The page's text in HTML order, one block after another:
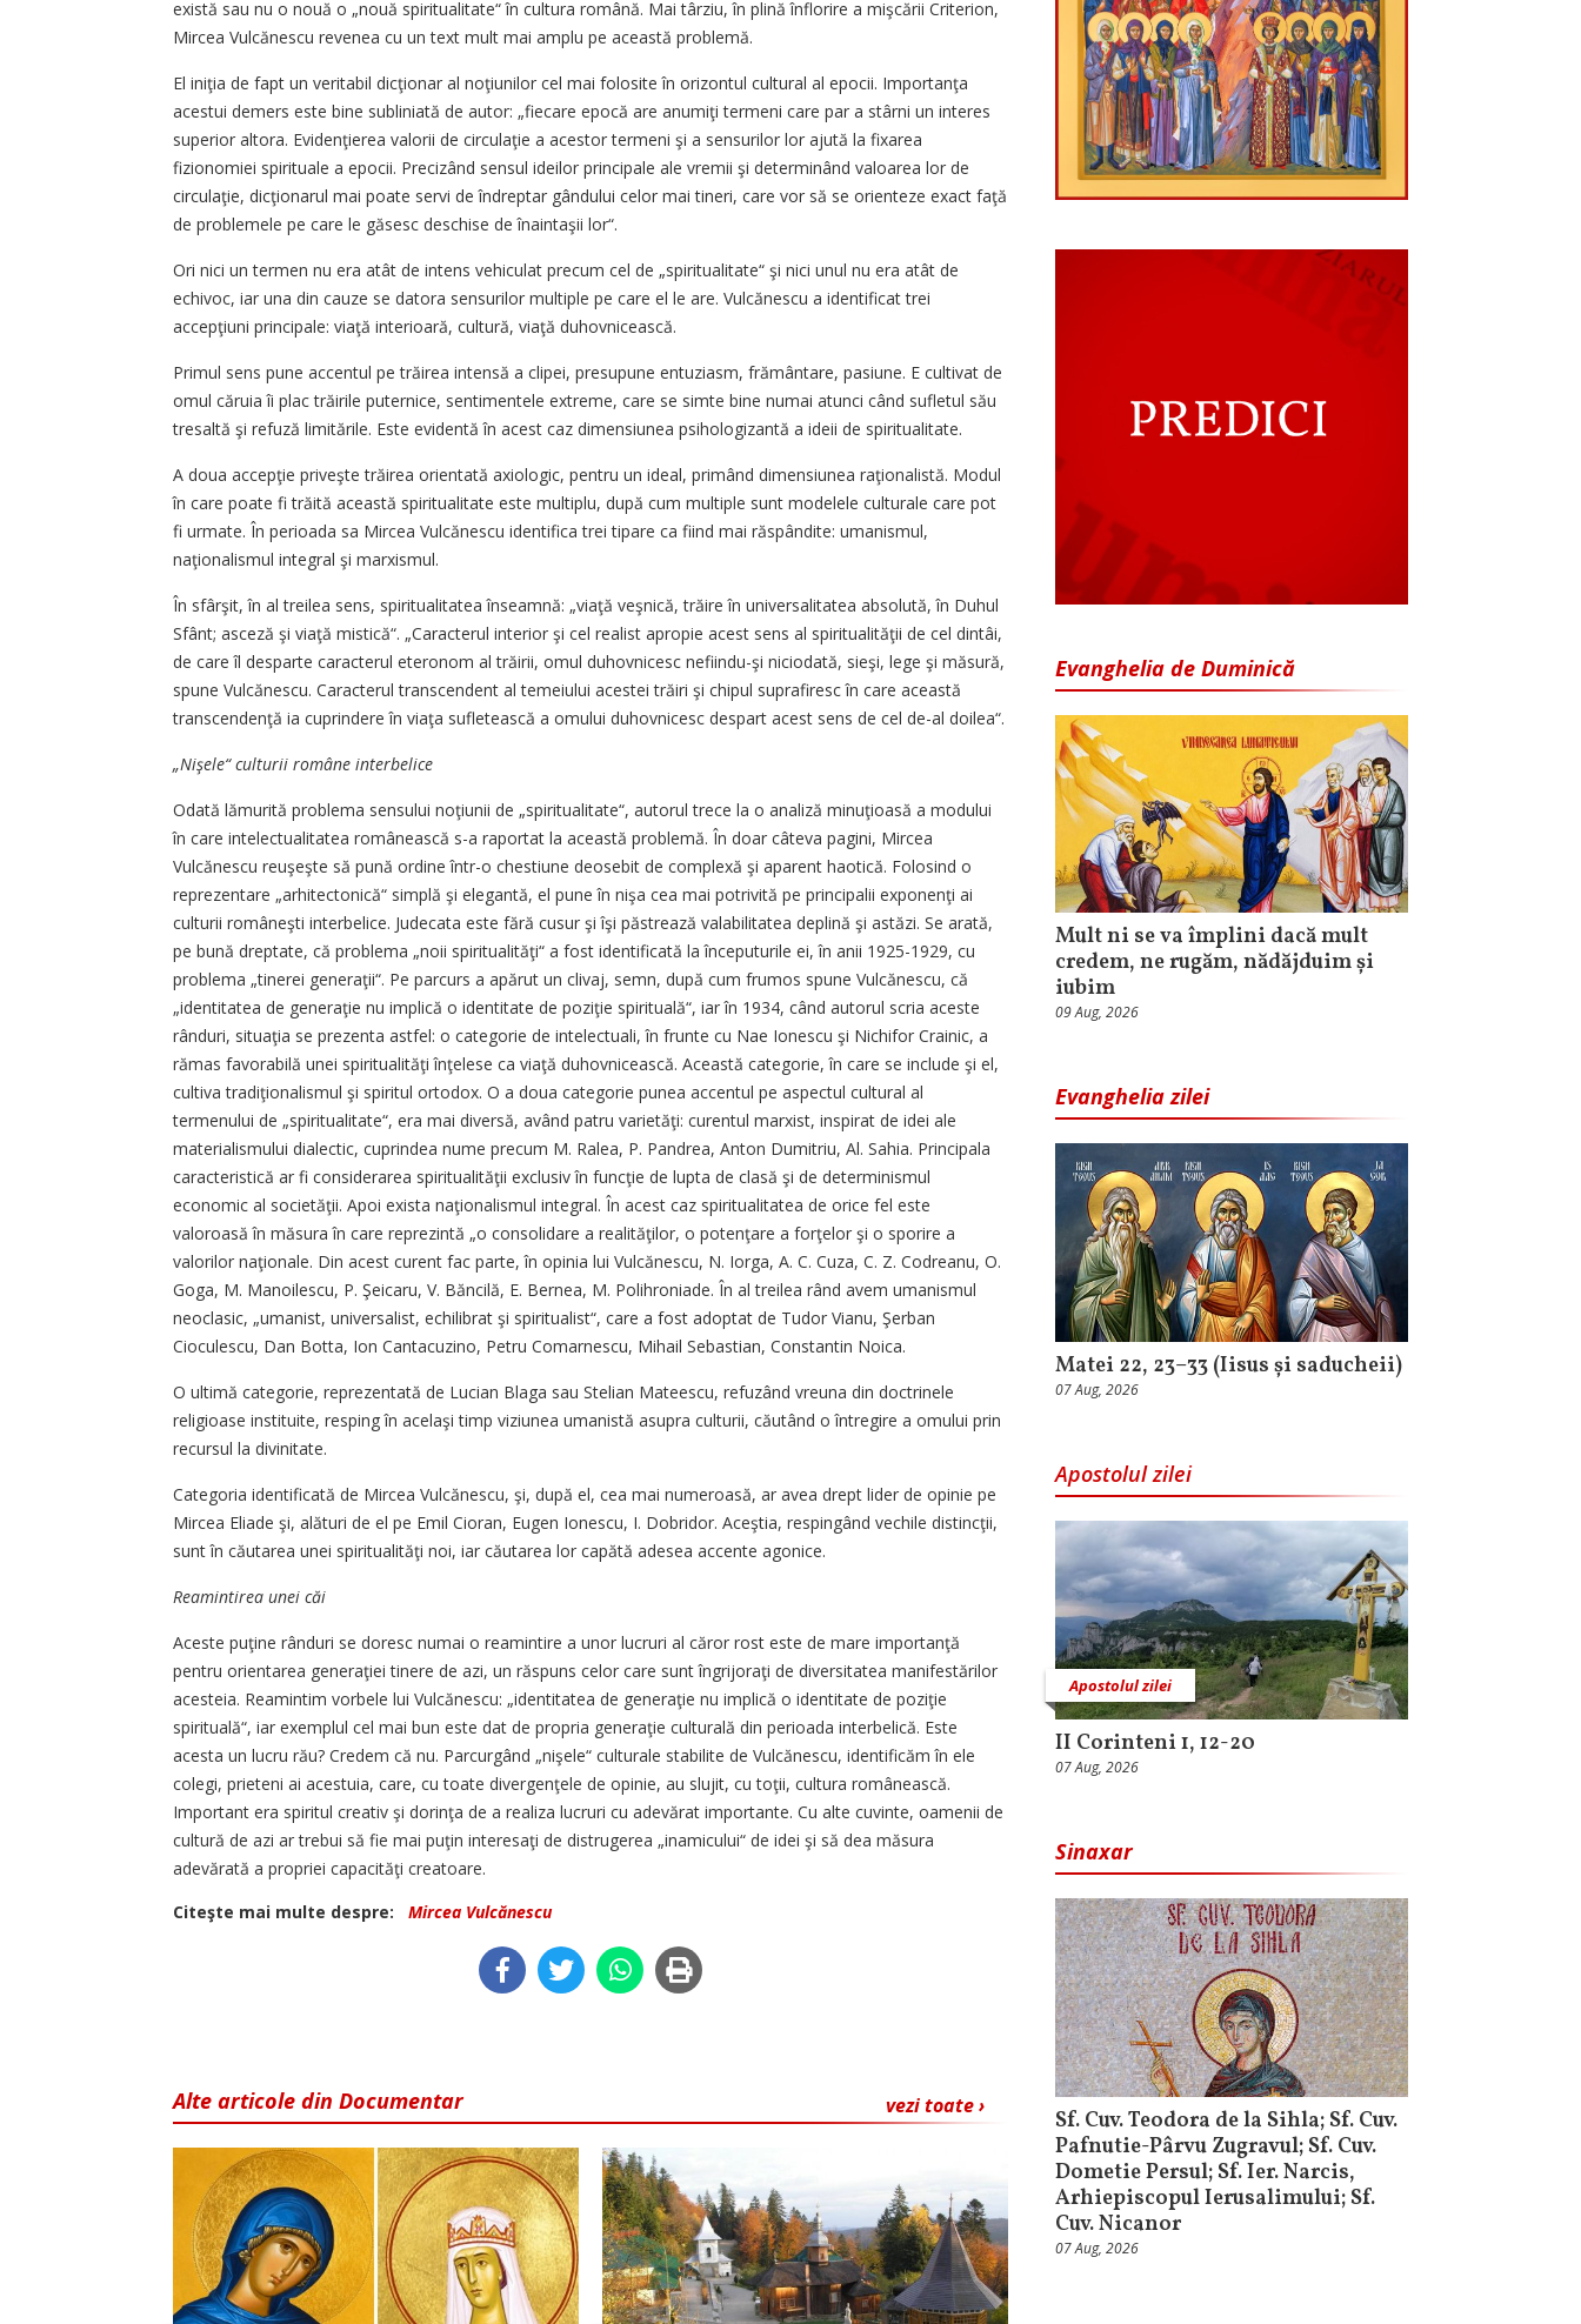
există sau nu o nouă o „nouă spiritualitate“ în cultura română. Mai târziu, în plină înflorire a mişcării Criterion,
Mircea Vulcănescu revenea cu un text mult mai amplu pe această problemă.
El iniţia de fapt un veritabil dicţionar al noţiunilor cel mai folosite în orizontul cultural al epocii. Importanţa
acestui demers este bine subliniată de autor: „fiecare epocă are anumiţi termeni care par a stârni un interes
superior altora. Evidenţierea valorii de circulaţie a acestor termeni şi a sensurilor lor ajută la fixarea
fizionomiei spirituale a epocii. Precizând sensul ideilor principale ale vremii şi determinând valoarea lor de
circulaţie, dicţionarul mai poate servi de îndreptar gândului celor mai tineri, care vor să se orienteze exact faţă
de problemele pe care le găsesc deschise de înaintaşii lor“.
Ori nici un termen nu era atât de intens vehiculat precum cel de „spiritualitate“ şi nici unul nu era atât de
echivoc, iar una din cauze se datora sensurilor multiple pe care el le are. Vulcănescu a identificat trei
accepţiuni principale: viaţă interioară, cultură, viaţă duhovnicească.
Primul sens pune accentul pe trăirea intensă a clipei, presupune entuziasm, frământare, pasiune. E cultivat de
omul căruia îi plac trăirile puternice, sentimentele extreme, care se simte bine numai atunci când sufletul său
tresaltă şi refuză limitările. Este evidentă în acest caz dimensiunea psihologizantă a ideii de spiritualitate.
A doua accepţie priveşte trăirea orientată axiologic, pentru un ideal, primând dimensiunea raţionalistă. Modul
în care poate fi trăită această spiritualitate este multiplu, după cum multiple sunt modelele culturale care pot
fi urmate. În perioada sa Mircea Vulcănescu identifica trei tipare ca fiind mai răspândite: umanismul,
naţionalismul integral şi marxismul.
În sfârşit, în al treilea sens, spiritualitatea înseamnă: „viaţă veşnică, trăire în universalitatea absolută, în Duhul
Sfânt; asceză şi viaţă mistică“. „Caracterul interior şi cel realist apropie acest sens al spiritualităţii de cel dintâi,
de care îl desparte caracterul eteronom al trăirii, omul duhovnicesc nefiindu-şi niciodată, sieşi, lege şi măsură,
spune Vulcănescu. Caracterul transcendent al temeiului acestei trăiri şi chipul suprafiresc în care această
transcendenţă ia cuprindere în viaţa sufletească a omului duhovnicesc despart acest sens de cel de-al doilea“.
„Nişele“ culturii române interbelice
Odată lămurită problema sensului noţiunii de „spiritualitate“, autorul trece la o analiză minuţioasă a modului
în care intelectualitatea românească s-a raportat la această problemă. În doar câteva pagini, Mircea
Vulcănescu reuşeşte să pună ordine într-o chestiune deosebit de complexă şi aparent haotică. Folosind o
reprezentare „arhitectonică“ simplă şi elegantă, el pune în nişa cea mai potrivită pe principalii exponenţi ai
culturii româneşti interbelice. Judecata este fără cusur şi îşi păstrează valabilitatea deplină şi astăzi. Se arată,
pe bună dreptate, că problema „noii spiritualităţi“ a fost identificată la începuturile ei, în anii 1925-1929, cu
problema „tinerei generaţii“. Pe parcurs a apărut un clivaj, semn, după cum frumos spune Vulcănescu, că
„identitatea de generaţie nu implică o identitate de poziţie spirituală“, iar în 1934, când autorul scria aceste
rânduri, situaţia se prezenta astfel: o categorie de intelectuali, în frunte cu Nae Ionescu şi Nichifor Crainic, a
rămas favorabilă unei spiritualităţi înţelese ca viaţă duhovnicească. Această categorie, în care se include şi el,
cultiva tradiţionalismul şi spiritul ortodox. O a doua categorie punea accentul pe aspectul cultural al
termenului de „spiritualitate“, era mai diversă, având patru varietăţi: curentul marxist, inspirat de idei ale
materialismului dialectic, cuprindea nume precum M. Ralea, P. Pandrea, Anton Dumitriu, Al. Sahia. Principala
caracteristică ar fi considerarea spiritualităţii exclusiv în funcţie de lupta de clasă şi de determinismul
economic al societăţii. Apoi exista naţionalismul integral. În acest caz spiritualitatea de orice fel este
valoroasă în măsura în care reprezintă „o consolidare a realităţilor, o potenţare a forţelor şi o sporire a
valorilor naţionale. Din acest curent fac parte, în opinia lui Vulcănescu, N. Iorga, A. C. Cuza, C. Z. Codreanu, O.
Goga, M. Manoilescu, P. Şeicaru, V. Băncilă, E. Bernea, M. Polihroniade. În al treilea rând avem umanismul
neoclasic, „umanist, universalist, echilibrat şi spiritualist“, care a fost adoptat de Tudor Vianu, Şerban
Cioculescu, Dan Botta, Ion Cantacuzino, Petru Comarnescu, Mihail Sebastian, Constantin Noica.
O ultimă categorie, reprezentată de Lucian Blaga sau Stelian Mateescu, refuzând vreuna din doctrinele
religioase instituite, resping în acelaşi timp viziunea umanistă asupra culturii, căutând o întregire a omului prin
recursul la divinitate.
Categoria identificată de Mircea Vulcănescu, şi, după el, cea mai numeroasă, ar avea drept lider de opinie pe
Mircea Eliade şi, alături de el pe Emil Cioran, Eugen Ionescu, I. Dobridor. Aceştia, respingând vechile distincţii,
sunt în căutarea unei spiritualităţi noi, iar căutarea lor capătă adesea accente agonice.
Reamintirea unei căi
Aceste puţine rânduri se doresc numai o reamintire a unor lucruri al căror rost este de mare importanţă
pentru orientarea generaţiei tinere de azi, un răspuns celor care sunt îngrijoraţi de diversitatea manifestărilor
acesteia. Reamintim vorbele lui Vulcănescu: „identitatea de generaţie nu implică o identitate de poziţie
spirituală“, iar exemplul cel mai bun este dat de propria generaţie culturală din perioada interbelică. Este
acesta un lucru rău? Credem că nu. Parcurgând „nişele“ culturale stabilite de Vulcănescu, identificăm în ele
colegi, prieteni ai acestuia, care, cu toate divergenţele de opinie, au slujit, cu toţii, cultura românească.
Important era spiritul creativ şi dorinţa de a realiza lucruri cu adevărat importante. Cu alte cuvinte, oamenii de
cultură de azi ar trebui să fie mai puţin interesaţi de distrugerea „inamicului“ de idei şi să dea măsura
adevărată a propriei capacităţi creatoare.
Citeşte mai multe despre:
Mircea Vulcănescu
vezi toate ›
Alte articole din Documentar
Evanghelia de Duminică
Mult ni se va împlini dacă mult
credem, ne rugăm, nădăjduim și
iubim
09 Aug, 2026
Evanghelia zilei
Matei 22, 23–33 (Iisus și saducheii)
07 Aug, 2026
Apostolul zilei
Apostolul zilei
II Corinteni 1, 12-20
07 Aug, 2026
Sinaxar
Sf. Cuv. Teodora de la Sihla; Sf. Cuv.
Pafnutie-Pârvu Zugravul; Sf. Cuv.
Dometie Persul; Sf. Ier. Narcis,
Arhiepiscopul Ierusalimului; Sf.
Cuv. Nicanor
07 Aug, 2026